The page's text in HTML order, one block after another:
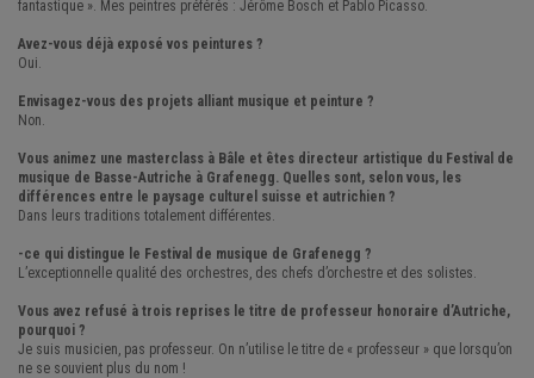
fantastique ». Mes peintres préférés : Jérôme Bosch et Pablo Picasso.
Avez-vous déjà exposé vos peintures ?
Oui.
Envisagez-vous des projets alliant musique et peinture ?
Non.
Vous animez une masterclass à Bâle et êtes directeur artistique du Festival de
musique de Basse-Autriche à Grafenegg. Quelles sont, selon vous, les
différences entre le paysage culturel suisse et autrichien ?
Dans leurs traditions totalement différentes.
-ce qui distingue le Festival de musique de Grafenegg ?
L’exceptionnelle qualité des orchestres, des chefs d’orchestre et des solistes.
Vous avez refusé à trois reprises le titre de professeur honoraire d’Autriche,
pourquoi ?
Je suis musicien, pas professeur. On n’utilise le titre de « professeur » que lorsqu’on
ne se souvient plus du nom !